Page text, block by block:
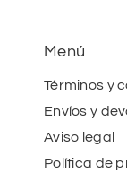
Menú
Términos y
Envíos y
Aviso legal
Política de